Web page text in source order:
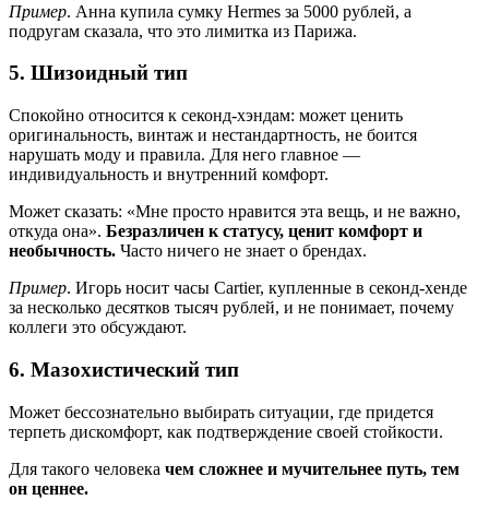
Пример. Анна купила сумку Hermes за 5000 рублей, а
подругам сказала, что это лимитка из Парижа.
5. Шизоидный тип
Спокойно относится к секонд-хэндам: может ценить
оригинальность, винтаж и нестандартность, не боится
нарушать моду и правила. Для него главное —
индивидуальность и внутренний комфорт.
Может сказать: «Мне просто нравится эта вещь, и не важно,
откуда она». Безразличен к статусу, ценит комфорт и
необычность. Часто ничего не знает о брендах.
Пример. Игорь носит часы Cartier, купленные в секонд-хенде
за несколько десятков тысяч рублей, и не понимает, почему
коллеги это обсуждают.
6. Мазохистический тип
Может бессознательно выбирать ситуации, где придется
терпеть дискомфорт, как подтверждение своей стойкости.
Для такого человека чем сложнее и мучительнее путь, тем
он ценнее.